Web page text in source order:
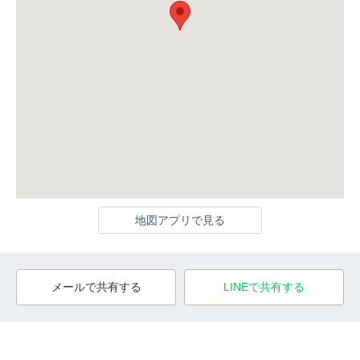
地図アプリで見る
メールで共有する LINEで共有する